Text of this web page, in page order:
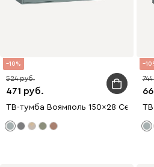
10
471
524
ТВ-тумба Воямполь 150x28 Серо-
10
744